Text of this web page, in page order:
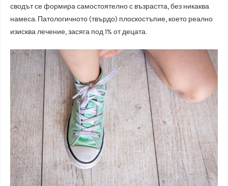
сводът се формира самостоятелно с възрастта, без никаква
намеса. Патологичното (твърдо) плоскостъпие, което реално
изисква лечение, засяга под 1% от децата.